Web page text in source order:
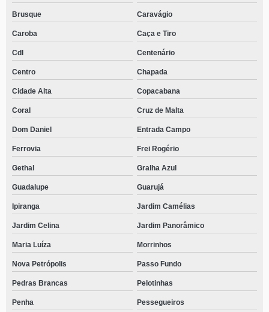
Brusque Caravágio
Caroba Caça e Tiro
Cdl Centenário
Centro Chapada
Cidade Alta Copacabana
Coral Cruz de Malta
Dom Daniel Entrada Campo
Ferrovia Frei Rogério
Gethal Gralha Azul
Guadalupe Guarujá
Ipiranga Jardim Camélias
Jardim Celina Jardim Panorâmico
Maria Luíza Morrinhos
Nova Petrópolis Passo Fundo
Pedras Brancas Pelotinhas
Penha Pessegueiros